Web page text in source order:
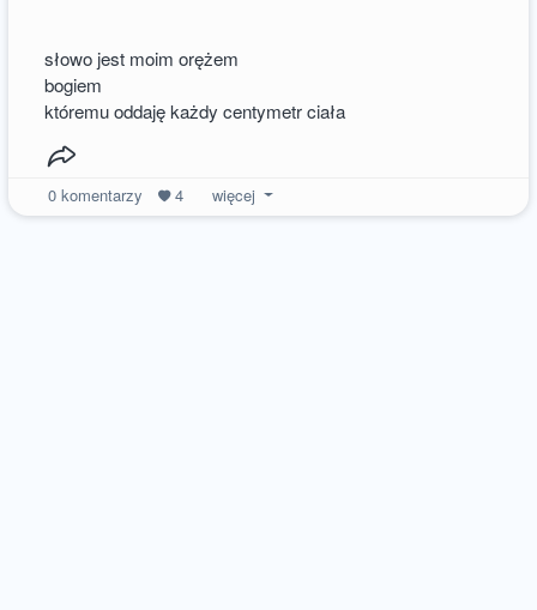
słowo jest moim orężem
bogiem
któremu oddaję każdy centymetr ciała
0komentarzy 4 więcej